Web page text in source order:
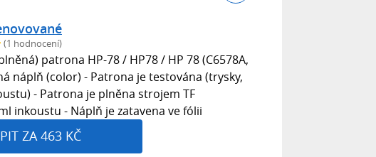
(1 hodnocení)
patrona HP-78 / HP78 / HP 78 (C6578A,
náplň (color) - Patrona je testována (trysky,
- Patrona je plněna strojem TF
ml inkoustu - Náplň je zatavena ve fólii
ZA 463 KČ